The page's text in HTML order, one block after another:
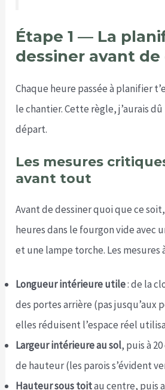
Étape 1 — La
dessiner avant
Chaque heure passée à planifier
le chantier. Cette règle, j’aurais
départ.
Les mesures
avant tout
Avant de dessiner quoi que ce
heures dans le fourgon vide avec
et une lampe torche. Les mesures
Longueur intérieure utile: de la
des portes arrière (pas jusqu’aux
elles réduisent l’espace réel
Largeur intérieure au sol, puis à
de hauteur (les parois s’évident
Hauteur sous toitau centre, puis